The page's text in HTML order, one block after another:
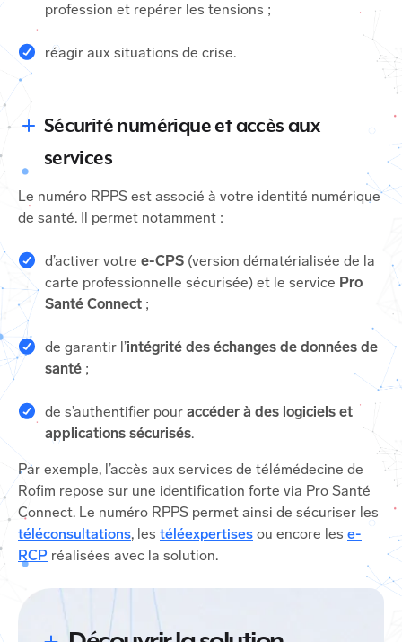
profession et repérer les tensions ;
réagir aux situations de crise.
Sécurité numérique et accès aux
services
Le numéro RPPS est associé à votre identité numérique
de santé. Il permet notamment :
d’activer votre e-CPS (version dématérialisée de la
carte professionnelle sécurisée) et le service Pro
Santé Connect ;
de garantir l’intégrité des échanges de données de
santé ;
de s’authentifier pour accéder à des logiciels et
applications sécurisés.
Par exemple, l’accès aux services de télémédecine de
Rofim repose sur une identification forte via Pro Santé
Connect. Le numéro RPPS permet ainsi de sécuriser les
téléconsultations, les téléexpertises ou encore les e-
RCP réalisées avec la solution.